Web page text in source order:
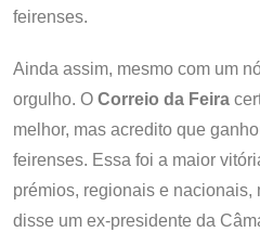
feirenses.
Ainda assim, mesmo com um
orgulho. O Correio da Feira
melhor, mas acredito que
feirenses. Essa foi a maior
prémios, regionais e nacionais,
disse um ex-presidente da